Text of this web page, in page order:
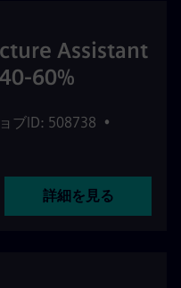
Assistant
60%
ブID: 508738 •
詳細を見る